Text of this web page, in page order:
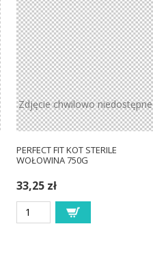
Zdjęcie chwilowo niedostępne
PERFECT FIT KOT STERILE
WOŁOWINA 750G
33,25 zł